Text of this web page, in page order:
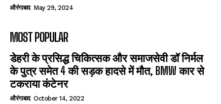
औरंगाबाद May 29, 2024
MOST POPULAR
डेहरी के प्रसिद्ध चिकित्सक और समाजसेवी डॉ निर्मल
के पुत्र समेत 4 की सड़क हादसे में मौत, BMW कार से
टकराया कंटेनर
औरंगाबाद October 14, 2022